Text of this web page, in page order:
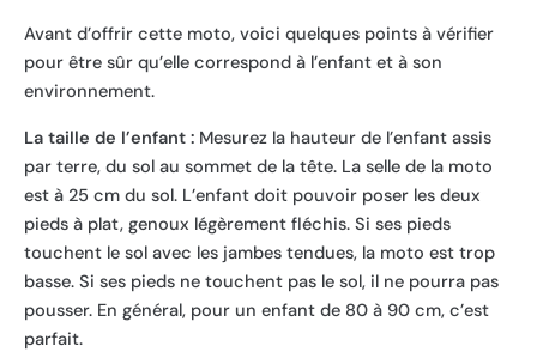
Avant d’offrir cette moto, voici quelques points à vérifier
pour être sûr qu’elle correspond à l’enfant et à son
environnement.
La taille de l’enfant : Mesurez la hauteur de l’enfant assis
par terre, du sol au sommet de la tête. La selle de la moto
est à 25 cm du sol. L’enfant doit pouvoir poser les deux
pieds à plat, genoux légèrement fléchis. Si ses pieds
touchent le sol avec les jambes tendues, la moto est trop
basse. Si ses pieds ne touchent pas le sol, il ne pourra pas
pousser. En général, pour un enfant de 80 à 90 cm, c’est
parfait.